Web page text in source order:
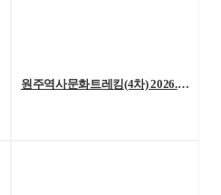
원주역사문화트레킹(4차) 2026. 06. 27.(토)